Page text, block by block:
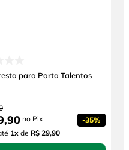
para Porta Talentos
,90 no Pix -35%
1x de R$ 29,90